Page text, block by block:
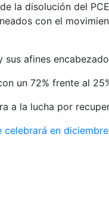
la disolución del
con el
afines
un 72% frente al
a la lucha por
celebrará en